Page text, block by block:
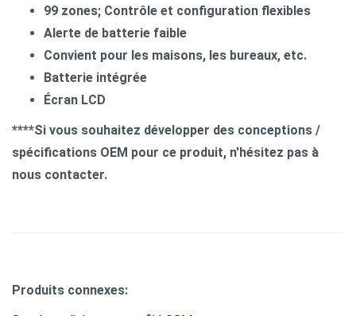
99 zones; Contrôle et configuration flexibles
Alerte de batterie faible
Convient pour les maisons, les bureaux, etc.
Batterie intégrée
Écran LCD
****Si vous souhaitez développer des conceptions /
spécifications OEM pour ce produit, n'hésitez pas à
nous contacter.
Produits connexes: